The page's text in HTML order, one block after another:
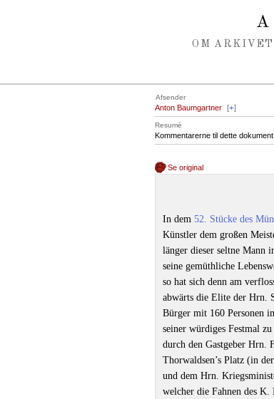
OM ARKIVET
Afsender
Anton Baumgartner [+]
Resumé
Kommentarerne til dette
Se original
In dem 52. Stücke des
Künstler dem großen
länger dieser seltne Mann
seine gemüthliche
so hat sich denn am
abwärts die Elite der Hrn.
Bürger mit 160 Personen
seiner würdiges Festmal
durch den Gastgeber Hrn.
Thorwaldsen’s Platz (in
und dem Hrn.
welcher die Fahnen des K.